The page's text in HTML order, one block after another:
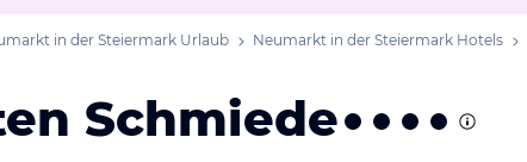
in der Steiermark Urlaub Neumarkt in der Steiermark Hotels
Schmiede